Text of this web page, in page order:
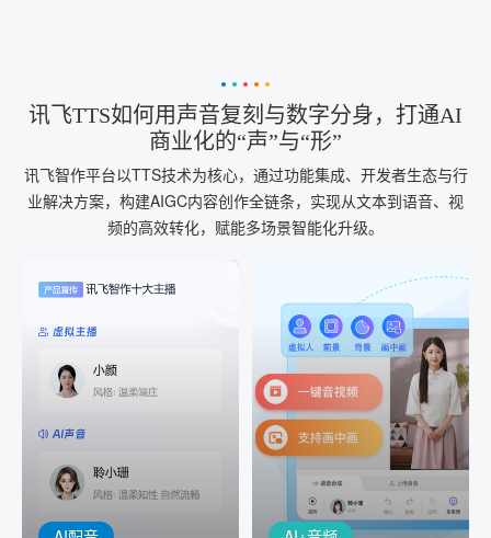
讯飞TTS如何用声音复刻与数字分身，打通AI
商业化的“声”与“形”
讯飞智作平台以TTS技术为核心，通过功能集成、开发者生态与行
业解决方案，构建AIGC内容创作全链条，实现从文本到语音、视
频的高效转化，赋能多场景智能化升级。
AI配音
音视频一键生成
室"中输入文本或录音，一
出
AI+音频
配音一键生成
AI+音频：基于全球领先的
TTS能力打造的AI音频制作
工具，输入文本、选择发
音人即可一键生成专业音